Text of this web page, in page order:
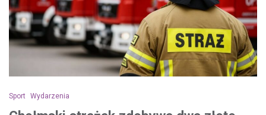
Sport Wydarzenia